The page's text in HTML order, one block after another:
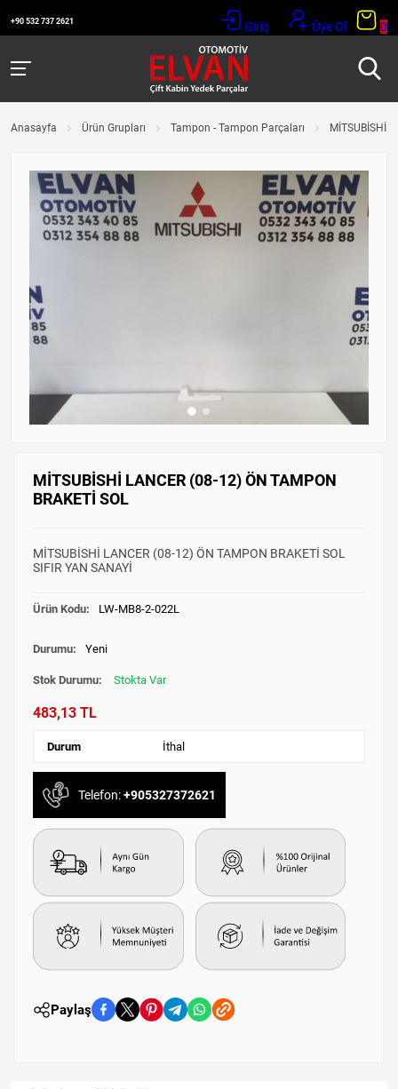
+90 532 737 2621 Giriş Üye Ol 0
Anasayfa Ürün Grupları Tampon - Tampon Parçaları MİTSUBİSHİ
MİTSUBİSHİ LANCER (08-12) ÖN TAMPON
BRAKETİ SOL
MİTSUBİSHİ LANCER (08-12) ÖN TAMPON BRAKETİ SOL
SIFIR YAN SANAYİ
Ürün Kodu: LW-MB8-2-022L
Durumu: Yeni
Stok Durumu: Stokta Var
483,13 TL
Durum İthal
Telefon:+905327372621
Paylaş